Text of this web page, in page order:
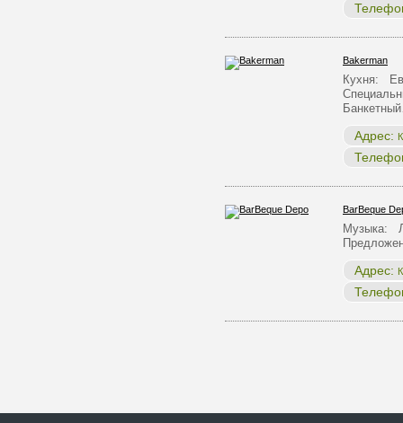
Bakerman
Кухня:
Адрес:
BarBeque
Музыка:
Адрес: